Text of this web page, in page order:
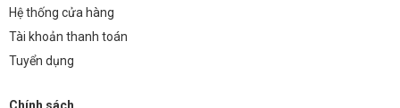
Hệ thống cửa hàng
Tài khoản thanh toán
Tuyển dụng
Chính sách